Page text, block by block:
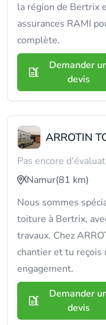
la région de Bertrix
assurances RAMI
complète.
Demander
devis
ARROTIN
Pas encore
Namur(81 km)
Nous sommes
toiture à Bertrix,
travaux. Chez
chantier et tu reçois
engagement.
Demander
devis